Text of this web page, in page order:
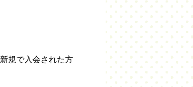
規で入会された方